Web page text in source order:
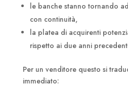
le banche stanno tornando
con continuità,
la platea di acquirenti
rispetto ai due anni
Per un venditore questo si
immediato: